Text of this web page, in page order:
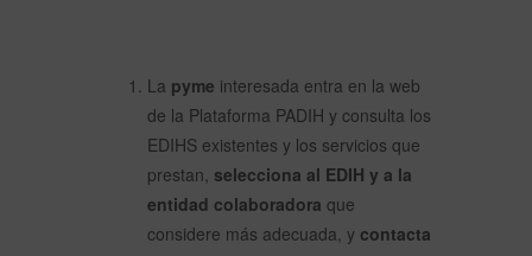
La pyme interesada entra en la web
de la Plataforma PADIH y consulta los
EDIHS existentes y los servicios que
prestan, selecciona al EDIH y a la
entidad colaboradora que
considere más adecuada, y contacta